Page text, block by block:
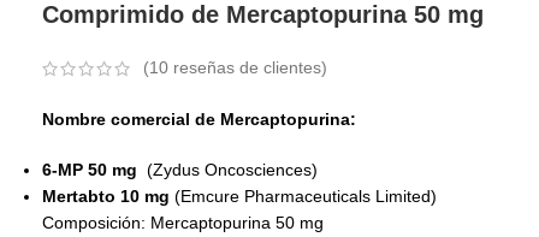
Comprimido de Mercaptopurina 50 mg
(10 reseñas de clientes)
Nombre comercial de Mercaptopurina:
6-MP 50 mg (Zydus Oncosciences)
Mertabto 10 mg (Emcure Pharmaceuticals Limited)
Composición: Mercaptopurina 50 mg